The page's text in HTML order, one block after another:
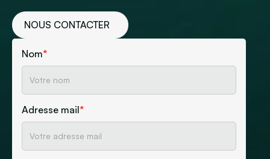
NOUS CONTACTER
Nom*
Adresse mail*